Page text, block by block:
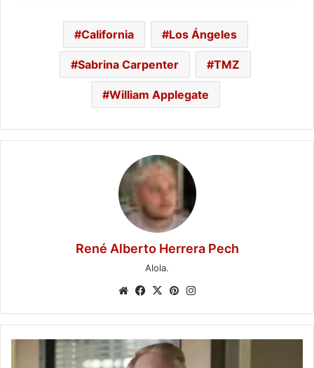
California Los Ángeles
Sabrina Carpenter TMZ
William Applegate
René Alberto Herrera Pech
Alola.
WebsiteFacebook
X Pinterest